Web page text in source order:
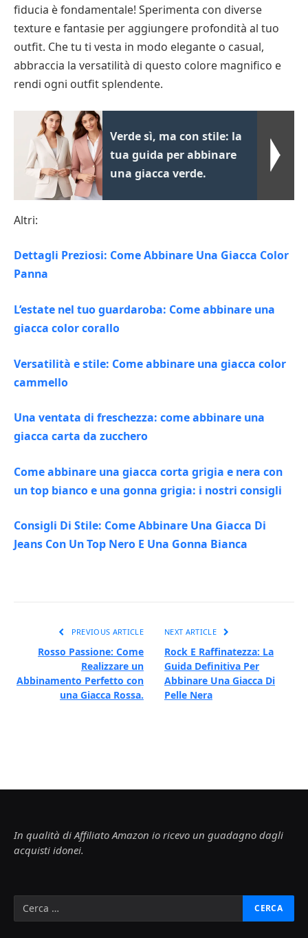
fiducia è fondamentale! Sperimenta con diverse
texture e fantasie per aggiungere profondità al tuo
outfit. Che tu ti vesta in modo elegante o casual,
abbraccia la versatilità di questo colore magnifico e
rendi ogni outfit splendente.
Verde sì, ma con stile: la
tua guida per abbinare
una giacca verde.
Altri:
Dettagli Preziosi: Come Abbinare Una Giacca Color
Panna
L’estate nel tuo guardaroba: Come abbinare una
giacca color corallo
Versatilità e stile: Come abbinare una giacca color
cammello
Una ventata di freschezza: come abbinare una
giacca carta da zucchero
Come abbinare una giacca corta grigia e nera con
un top bianco e una gonna grigia: i nostri consigli
Consigli Di Stile: Come Abbinare Una Giacca Di
Jeans Con Un Top Nero E Una Gonna Bianca
PREVIOUS ARTICLE
Rosso Passione: Come
Realizzare un
Abbinamento Perfetto con
una Giacca Rossa.
NEXT ARTICLE
Rock E Raffinatezza: La
Guida Definitiva Per
Abbinare Una Giacca Di
Pelle Nera
In qualità di Affiliato Amazon io ricevo un guadagno dagli
acquisti idonei.